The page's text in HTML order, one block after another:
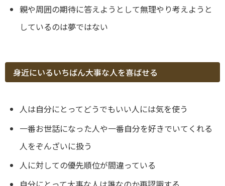
親や周囲の期待に答えようとして無理やり考えようと
しているのは夢ではない
身近にいるいちばん大事な人を喜ばせる
人は自分にとってどうでもいい人には気を使う
一番お世話になった人や一番自分を好きでいてくれる
人をぞんざいに扱う
人に対しての優先順位が間違っている